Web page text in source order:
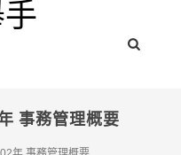
事務管理概要